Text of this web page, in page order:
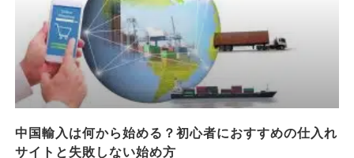
中国輸入は何から始める？初心者におすすめの仕入れ
サイトと失敗しない始め方